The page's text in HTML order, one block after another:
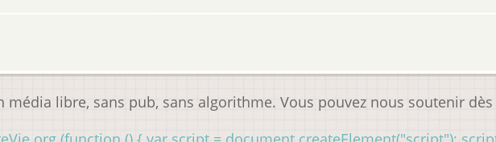
média libre, sans pub, sans algorithme. Vous pouvez nous soutenir dès